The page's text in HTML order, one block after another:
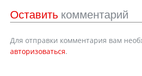
Оставить комментарий
Для отправки комментария вам
авторизоваться.